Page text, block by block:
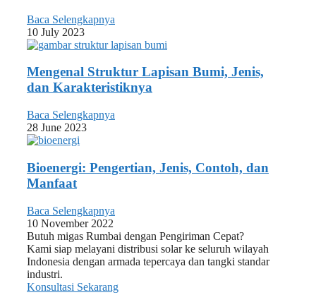
Baca Selengkapnya
10 July 2023
Mengenal Struktur Lapisan Bumi, Jenis,
dan Karakteristiknya
Baca Selengkapnya
28 June 2023
Bioenergi: Pengertian, Jenis, Contoh, dan
Manfaat
Baca Selengkapnya
10 November 2022
Butuh migas Rumbai dengan Pengiriman Cepat?
Kami siap melayani distribusi solar ke seluruh wilayah
Indonesia dengan armada tepercaya dan tangki standar
industri.
Konsultasi Sekarang